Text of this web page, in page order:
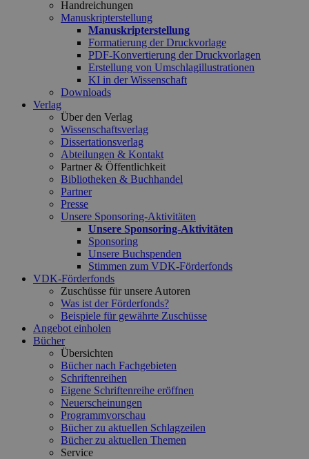
Handreichungen
Manuskripterstellung
Manuskripterstellung
Formatierung der Druckvorlage
PDF-Konvertierung der Druckvorlagen
Erstellung von Umschlagillustrationen
KI in der Wissenschaft
Downloads
Verlag
Über den Verlag
Wissenschaftsverlag
Dissertationsverlag
Abteilungen & Kontakt
Partner & Öffentlichkeit
Bibliotheken & Buchhandel
Partner
Presse
Unsere Sponsoring-Aktivitäten
Unsere Sponsoring-Aktivitäten
Sponsoring
Unsere Buchspenden
Stimmen zum VDK-Förderfonds
VDK-Förderfonds
Zuschüsse für unsere Autoren
Was ist der Förderfonds?
Beispiele für gewährte Zuschüsse
Angebot einholen
Bücher
Übersichten
Bücher nach Fachgebieten
Schriftenreihen
Eigene Schriftenreihe eröffnen
Neuerscheinungen
Programmvorschau
Bücher zu aktuellen Schlagzeilen
Bücher zu aktuellen Themen
Service